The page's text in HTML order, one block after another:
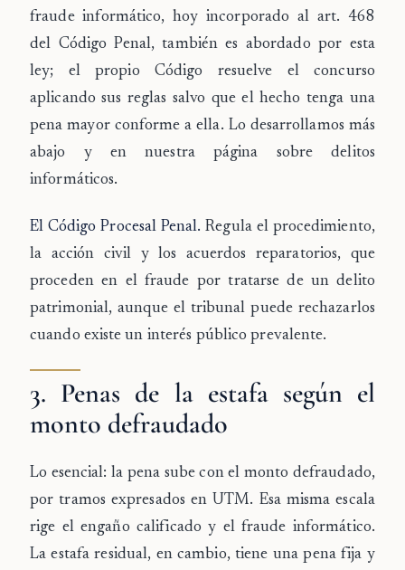
fraude informático, hoy incorporado al art. 468
del Código Penal, también es abordado por esta
ley; el propio Código resuelve el concurso
aplicando sus reglas salvo que el hecho tenga una
pena mayor conforme a ella. Lo desarrollamos más
abajo y en nuestra página sobre delitos
informáticos.
El Código Procesal Penal. Regula el procedimiento,
la acción civil y los acuerdos reparatorios, que
proceden en el fraude por tratarse de un delito
patrimonial, aunque el tribunal puede rechazarlos
cuando existe un interés público prevalente.
3. Penas de la estafa según el
monto defraudado
Lo esencial: la pena sube con el monto defraudado,
por tramos expresados en UTM. Esa misma escala
rige el engaño calificado y el fraude informático.
La estafa residual, en cambio, tiene una pena fija y